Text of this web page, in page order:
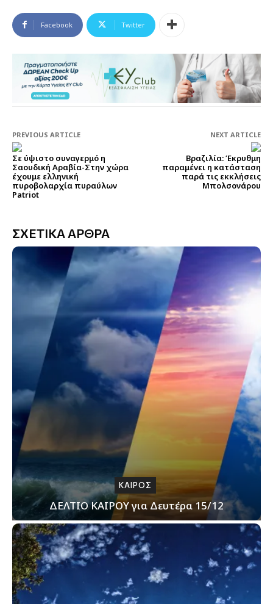
Facebook Twitter
PREVIOUS ARTICLE
Σε ύψιστο συναγερμό η
Σαουδική Αραβία-Στην χώρα
έχουμε ελληνική
πυροβολαρχία πυραύλων
Patriot
NEXT ARTICLE
Βραζιλία: Έκρυθμη
παραμένει η κατάσταση
παρά τις εκκλήσεις
Μπολσονάρου
ΣΧΕΤΙΚΑ ΑΡΘΡΑ
ΚΑΙΡΟΣ
ΔΕΛΤΙΟ ΚΑΙΡΟΥ για Δευτέρα 15/12